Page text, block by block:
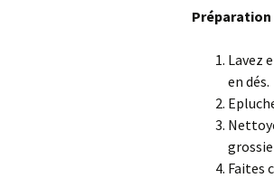
Préparation
Lavez
en dés.
Faites